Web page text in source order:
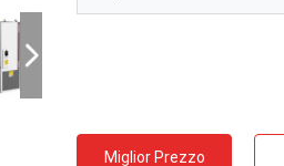
Miglior Prezzo